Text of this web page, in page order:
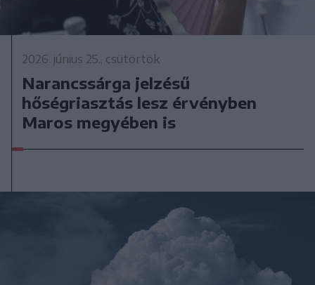
2026. június 25., csütörtök
Narancssárga jelzésű
hőségriasztás lesz érvényben
Maros megyében is